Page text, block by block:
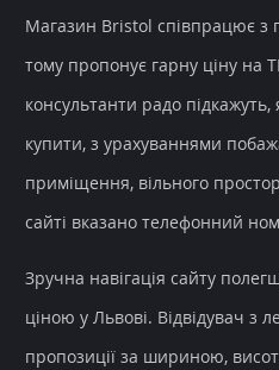
Магазин Bristol співпрацює з
тому пропонує гарну ціну на
консультанти радо підкажуть,
купити, з урахуваннями
приміщення, вільного
сайті вказано телефонний
Зручна навігація сайту
ціною у Львові. Відвідувач з
пропозиції за шириною,